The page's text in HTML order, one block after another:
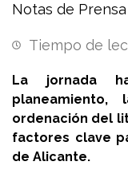
Notas de Prensa
Tiempo de
La jornada
ordenación del
factores clave
de Alicante.